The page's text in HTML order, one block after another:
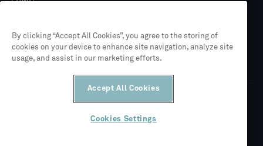
NIS2 Keurmerk
By clicking “Accept All Cookies”, you agree to the storing of
cookies on your device to enhance site navigation, analyze site
usage, and assist in our marketing efforts.
Accept All Cookies
Cookies Settings